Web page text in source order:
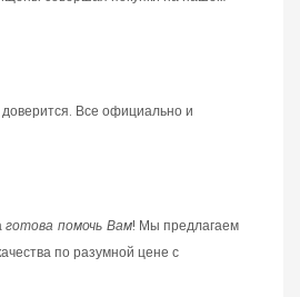
Все официально и
готова помочь Вам! Мы предлагаем
по разумной цене с